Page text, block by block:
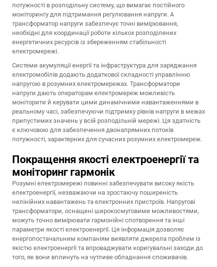
потужності в розподільну систему, що вимагає постійного
моніторингу для підтримання регулювання напруги. A
трансформатор напруги забезпечує точні вимірювання,
необхідні для координації роботи кількох розподілених
енергетичних ресурсів із збереженням стабільності
електромережі.
Системи акумуляції енергії та інфраструктура для заряджання
електромобілів додають додаткової складності управлінню
напругою в розумних електромережах. Трансформатори
напруги дають операторам електромереж можливість
моніторити й керувати цими динамічними навантаженнями в
реальному часі, забезпечуючи підтримку рівнів напруги в межах
припустимих значень у всій розподільній мережі. Ця здатність
є ключовою для забезпечення двонапрямних потоків
потужності, характерних для сучасних розумних електромереж.
Покращення якості електроенергії та
моніторинг гармонік
Розумні електромережі повинні забезпечувати високу якість
електроенергії, незважаючи на зростаючу поширеність
нелінійних навантажень та електронних пристроїв. Напругові
трансформатори, оснащені широкосмуговими можливостями,
можуть точно вимірювати гармонійні спотворення та інші
параметри якості електроенергії. Ця інформація дозволяє
енергопостачальним компаніям виявляти джерела проблем із
якістю електроенергії та впроваджувати коригувальні заходи до
того, як вони вплинуть на чутливе обладнання споживачів.